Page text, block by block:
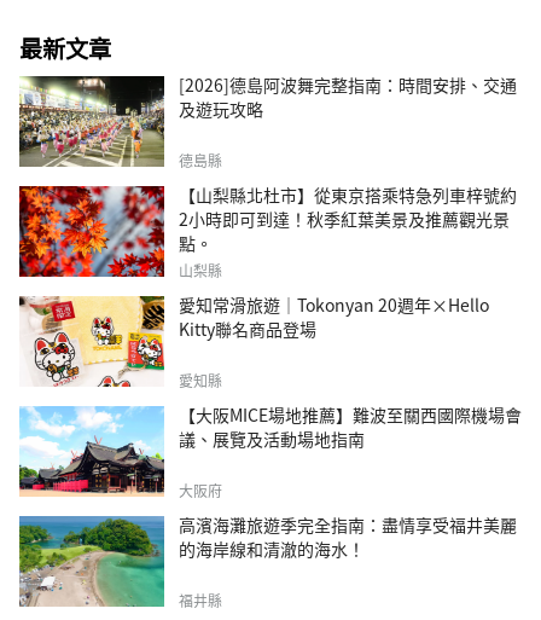
最新文章
[2026]德島阿波舞完整指南：時間安排、交通
及遊玩攻略
德島縣
【山梨縣北杜市】從東京搭乘特急列車梓號約
2小時即可到達！秋季紅葉美景及推薦觀光景
點。
山梨縣
愛知常滑旅遊｜Tokonyan 20週年×Hello
Kitty聯名商品登場
愛知縣
【大阪MICE場地推薦】難波至關西國際機場會
議、展覽及活動場地指南
大阪府
高濱海灘旅遊季完全指南：盡情享受福井美麗
的海岸線和清澈的海水！
福井縣